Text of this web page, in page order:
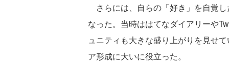
さらには、自らの「好き」を自覚
なった。当時ははてなダイアリーや
ュニティも大きな盛り上がりを見せ
ア形成に大いに役立った。